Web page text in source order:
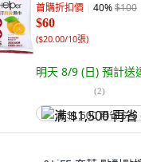
首購折扣價 40%$100
$60
($20.00/10張)
明天 8/9 (日) 預計送
(2)
满 $1,500 再省 $75